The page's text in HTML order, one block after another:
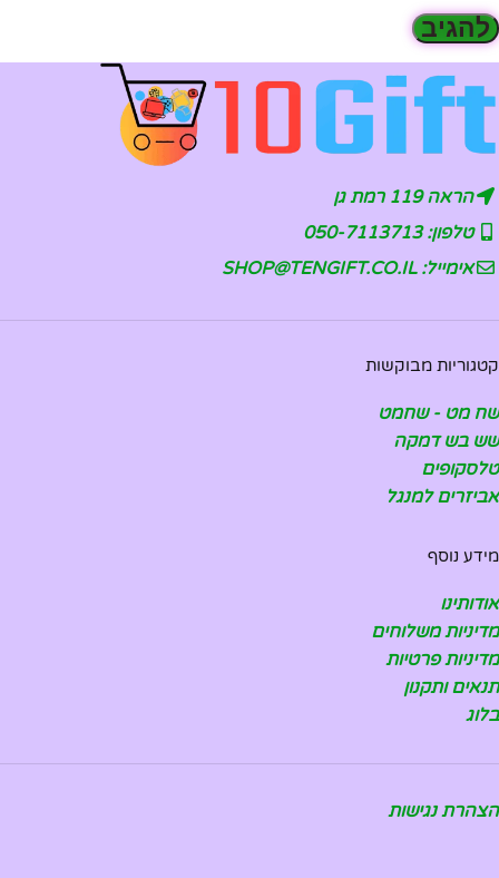
הראה 119 רמת גן
טלפון: 050-7113713
אימייל: SHOP@TENGIFT.CO.IL
קטגוריות מבוקשות
שח מט - שחמט
שש בש דמקה
טלסקופים
אביזרים למנגל
מידע נוסף
אודותינו
מדיניות משלוחים
מדיניות פרטיות
תנאים ותקנון
בלוג
הצהרת נגישות